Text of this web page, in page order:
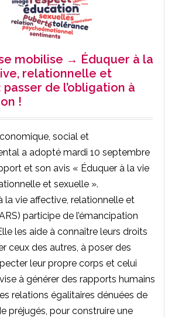
mobilise → Éduquer à la
relationnelle et
de l’obligation à
!
social et
a adopté mardi 10 septembre
et son avis « Éduquer à la vie
et sexuelle ».
la vie affective, relationnelle et
participe de l’émancipation
les aide à connaître leurs droits
ceux des autres, à poser des
leur propre corps et celui
vise à générer des rapports humains
relations égalitaires dénuées de
préjugés, pour construire une